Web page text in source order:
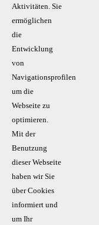
Aktivitäten. Sie
ermöglichen
die
Entwicklung
von
Navigationsprofilen
um die
Webseite zu
optimieren.
Mit der
Benutzung
dieser Webseite
haben wir Sie
über Cookies
informiert und
um Ihr